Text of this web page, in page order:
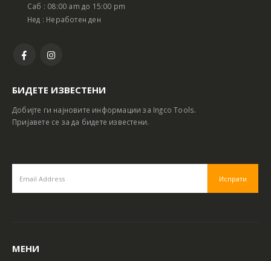
Саб : 08:00 am до 15:00 pm
Нед : Неработен ден
БИДЕТЕ ИЗВЕСТЕНИ
Добијте ги најновите информации за Ingco Tools.
Пријавете се за да бидете известени.
МЕНИ